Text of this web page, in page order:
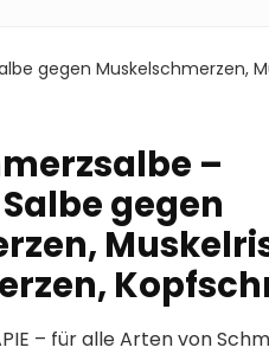
gegen Muskelschmerzen,
–
gegen
– für alle Arten von